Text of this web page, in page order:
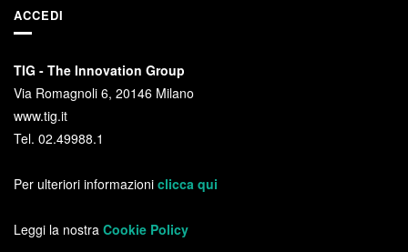
ACCEDI
TIG - The Innovation Group
Via Romagnoli 6, 20146 Milano
www.tig.it
Tel. 02.49988.1
Per ulteriori informazioni clicca qui
Leggi la nostra Cookie Policy